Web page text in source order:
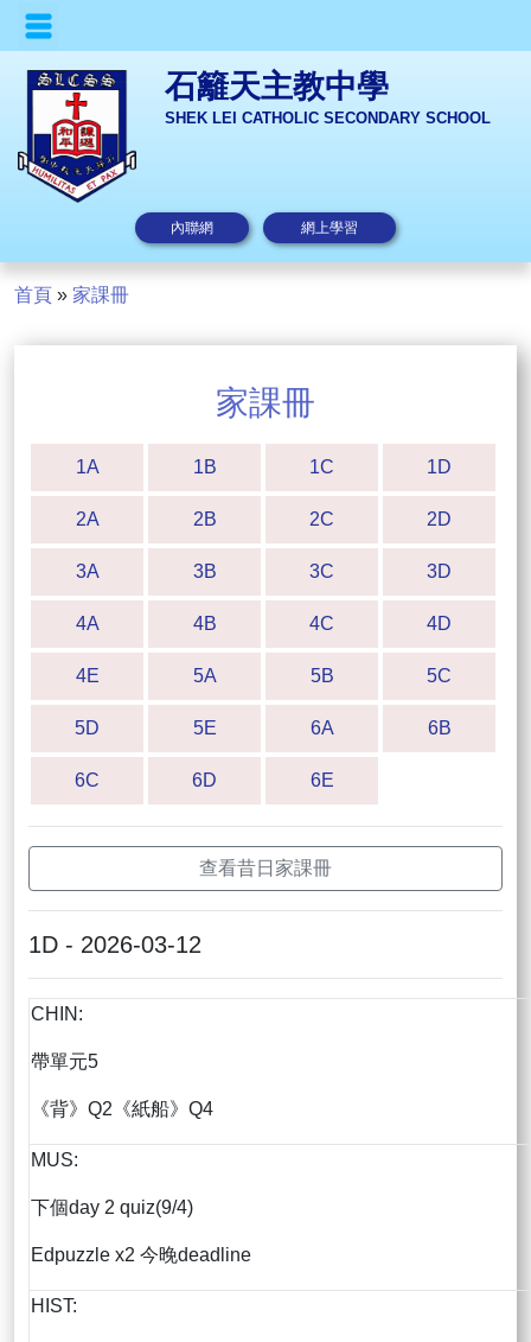
石籬天主教中學
SHEK LEI CATHOLIC SECONDARY SCHOOL
內聯網 網上學習
首頁 » 家課冊
家課冊
1A 1B 1C 1D
2A 2B 2C 2D
3A 3B 3C 3D
4A 4B 4C 4D
4E 5A 5B 5C
5D 5E 6A 6B
6C 6D 6E
查看昔日家課冊
1D - 2026-03-12
CHIN:
帶單元5
《背》Q2《紙船》Q4
MUS:
下個day 2 quiz(9/4)
Edpuzzle x2 今晚deadline
HIST: